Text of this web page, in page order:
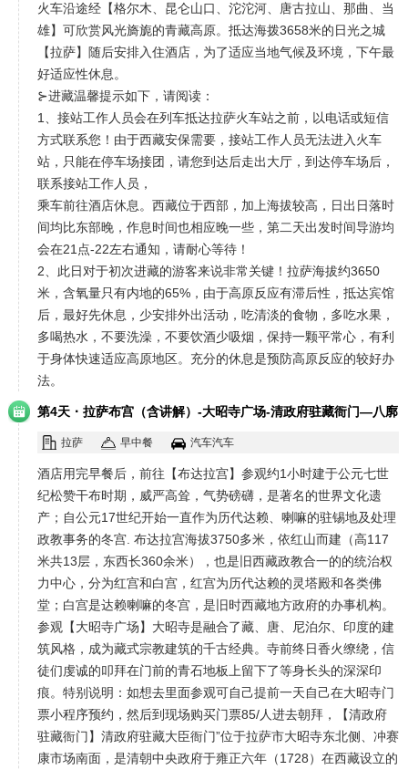
火车沿途经【格尔木、昆仑山口、沱沱河、唐古拉山、那曲、当
雄】可欣赏风光旖旎的青藏高原。抵达海拨3658米的日光之城
【拉萨】随后安排入住酒店，为了适应当地气候及环境，下午最
好适应性休息。
⊱进藏温馨提示如下，请阅读：
1、接站工作人员会在列车抵达拉萨火车站之前，以电话或短信
方式联系您！由于西藏安保需要，接站工作人员无法进入火车
站，只能在停车场接团，请您到达后走出大厅，到达停车场后，
联系接站工作人员，
乘车前往酒店休息。西藏位于西部，加上海拔较高，日出日落时
间均比东部晚，作息时间也相应晚一些，第二天出发时间导游均
会在21点-22左右通知，请耐心等待！
2、此日对于初次进藏的游客来说非常关键！拉萨海拔约3650
米，含氧量只有内地的65%，由于高原反应有滞后性，抵达宾馆
后，最好先休息，少安排外出活动，吃清淡的食物，多吃水果，
多喝热水，不要洗澡，不要饮酒少吸烟，保持一颗平常心，有利
于身体快速适应高原地区。充分的休息是预防高原反应的较好办
法。
第4天 · 拉萨布宫（含讲解）-大昭寺广场-清政府驻藏衙门—八廓
街
拉萨 早中餐 汽车汽车
酒店用完早餐后，前往【布达拉宫】参观约1小时建于公元七世
纪松赞干布时期，威严高耸，气势磅礴，是著名的世界文化遗
产；自公元17世纪开始一直作为历代达赖、喇嘛的驻锡地及处理
政教事务的冬宫. 布达拉宫海拔3750多米，依红山而建（高117
米共13层，东西长360余米），也是旧西藏政教合一的的统治权
力中心，分为红宫和白宫，红宫为历代达赖的灵塔殿和各类佛
堂；白宫是达赖喇嘛的冬宫，是旧时西藏地方政府的办事机构。
参观【大昭寺广场】大昭寺是融合了藏、唐、尼泊尔、印度的建
筑风格，成为藏式宗教建筑的千古经典。寺前终日香火缭绕，信
徒们虔诚的叩拜在门前的青石地板上留下了等身长头的深深印
痕。特别说明：如想去里面参观可自己提前一天自己在大昭寺门
票小程序预约，然后到现场购买门票85/人进去朝拜，【清政府
驻藏衙门】清政府驻藏大臣衙门”位于拉萨市大昭寺东北侧、冲赛
康市场南面，是清朝中央政府于雍正六年（1728）在西藏设立的